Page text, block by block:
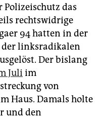
das
rechtswidrige
94 hatten in der
linksradikalen
Der bislang
Juliim
von
Haus. Damals holte
und den